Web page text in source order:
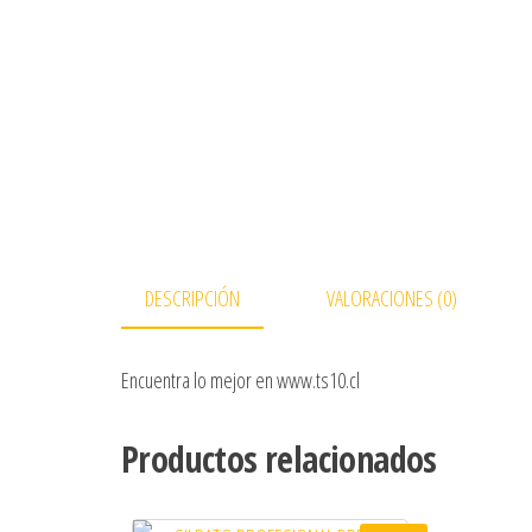
DESCRIPCIÓN VALORACIONES (0)
Encuentra lo mejor en www.ts10.cl
Productos relacionados